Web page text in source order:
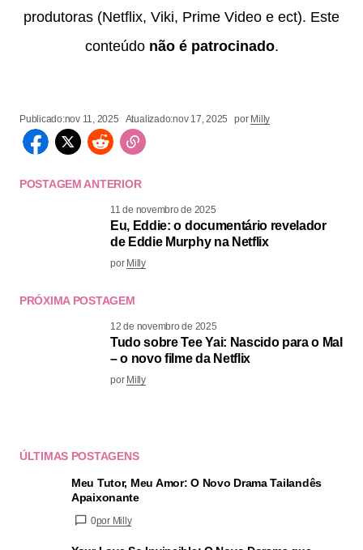
produtoras (Netflix, Viki, Prime Video e ect). Este
conteúdo não é patrocinado.
Publicado:nov 11, 2025 Atualizado:nov 17, 2025 por Milly
POSTAGEM ANTERIOR
11 de novembro de 2025
Eu, Eddie: o documentário revelador
de Eddie Murphy na Netflix
por Milly
PRÓXIMA POSTAGEM
12 de novembro de 2025
Tudo sobre Tee Yai: Nascido para o Mal
– o novo filme da Netflix
por Milly
ÚLTIMAS POSTAGENS
Meu Tutor, Meu Amor: O Novo Drama Tailandês
Apaixonante
0por Milly